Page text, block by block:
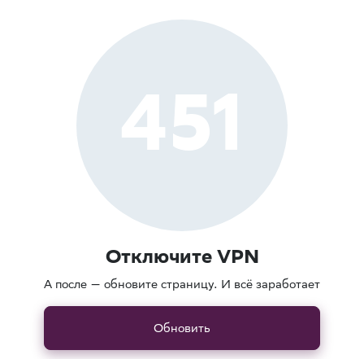
451
Отключите VPN
А после — обновите страницу. И всё заработает
Обновить